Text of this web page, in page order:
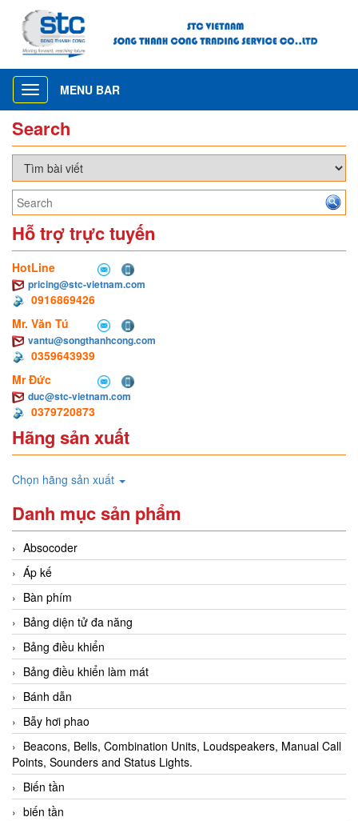
Toggle
navigation
MENU BAR
Search
Hỗ trợ trực tuyến
HotLine
pricing@stc-vietnam.com
0916869426
Mr. Văn Tú
vantu@songthanhcong.com
0359643939
Mr Đức
duc@stc-vietnam.com
0379720873
Hãng sản xuất
Chọn hãng sản xuất
Danh mục sản phẩm
Absocoder
Áp kế
Bàn phím
Bảng diện tử đa năng
Bảng điều khiển
Bảng điều khiển làm mát
Bánh dẫn
Bẫy hơi phao
Beacons, Bells, Combination Units, Loudspeakers, Manual Call
Points, Sounders and Status Lights.
Biến tần
biến tần